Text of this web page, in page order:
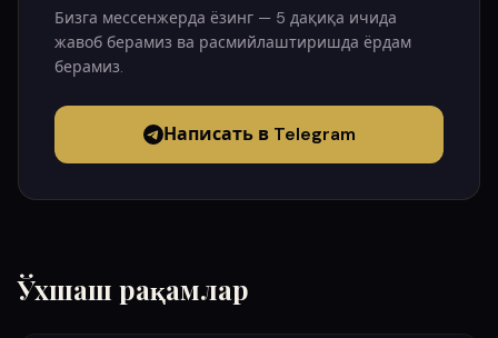
Бизга мессенжерда ёзинг — 5 дақиқа ичида
жавоб берамиз ва расмийлаштиришда ёрдам
берамиз.
Написать в Telegram
Ўхшаш рақамлар